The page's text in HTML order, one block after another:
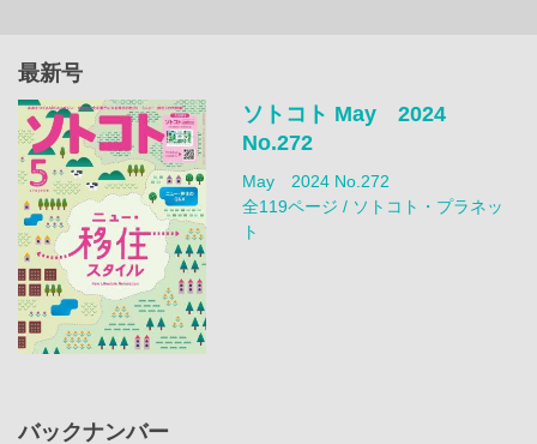
最新号
ソトコト May 2024
No.272
May 2024 No.272
全119ページ / ソトコト・プラネッ
ト
バックナンバー